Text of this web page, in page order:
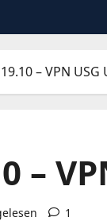
– VPN USG
–
1